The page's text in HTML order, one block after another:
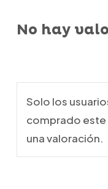
No hay
Solo los
comprado
una valoración.